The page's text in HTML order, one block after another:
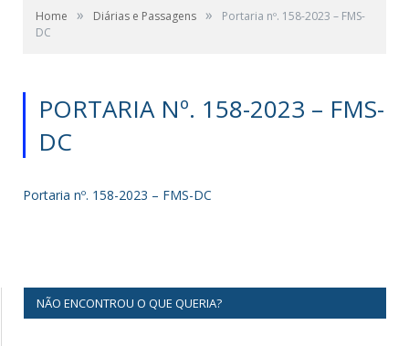
Home » Diárias e Passagens »
Portaria nº. 158-2023 – FMS-
DC
PORTARIA Nº. 158-2023 – FMS-
DC
Portaria nº. 158-2023 – FMS-DC
NÃO ENCONTROU O QUE QUERIA?